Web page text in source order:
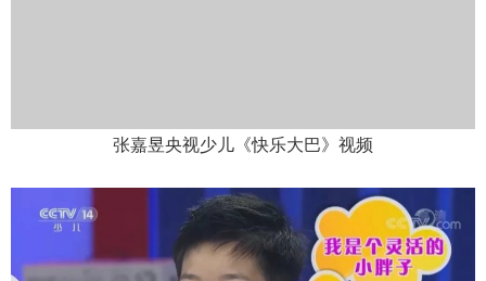
张嘉昱央视少儿《快乐大巴》视频